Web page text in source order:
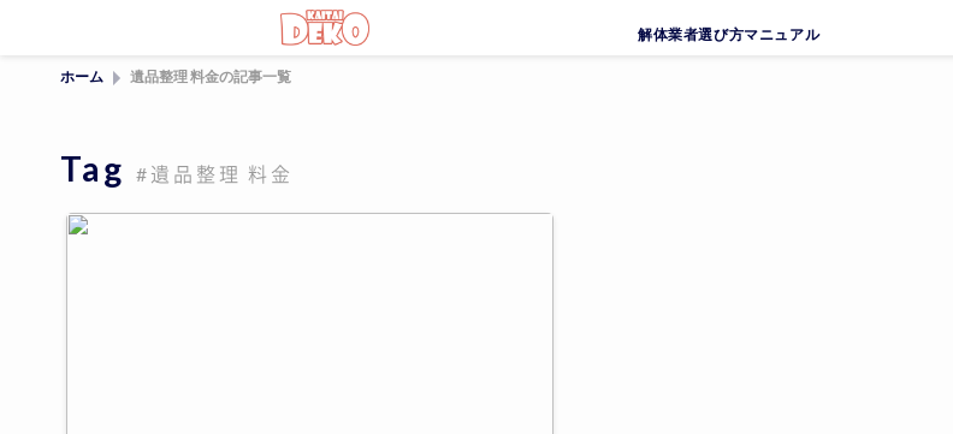
解体業者選び方マニュアル
ホーム 遺品整理 料金の記事一覧
Tag #遺品整理 料金